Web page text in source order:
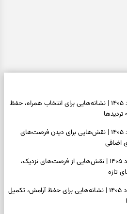
فال اسم امروز جمعه ۱۶ مرداد ۱۴۰۵ | نشانه‌هایی برای انتخاب همراه، حفظ
فال چای امروز جمعه ۱۶ مرداد ۱۴۰۵ | نقش‌هایی برای دیدن فرصت‌های
اضافی
فال قهوه امروز جمعه ۱۶ مرداد ۱۴۰۵ | نقش‌هایی از فرصت‌های نزدیک،
تازه
فال شمع امروز جمعه ۱۶ مرداد ۱۴۰۵ | نشانه‌هایی برای حفظ آرامش، تکمیل